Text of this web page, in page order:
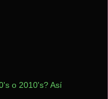
o 2010's? Así